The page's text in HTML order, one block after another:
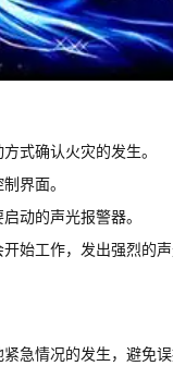
式确认火灾的发生。
界面。
动的声光报警器。
始工作，发出强烈的声
急情况的发生，避免误